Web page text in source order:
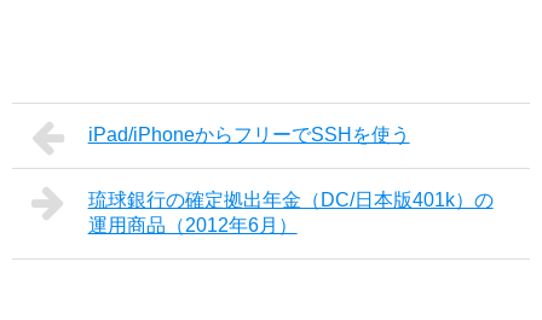
iPad/iPhoneからフリーでSSHを使う
琉球銀行の確定拠出年金（DC/日本版401k）の
運用商品（2012年6月）